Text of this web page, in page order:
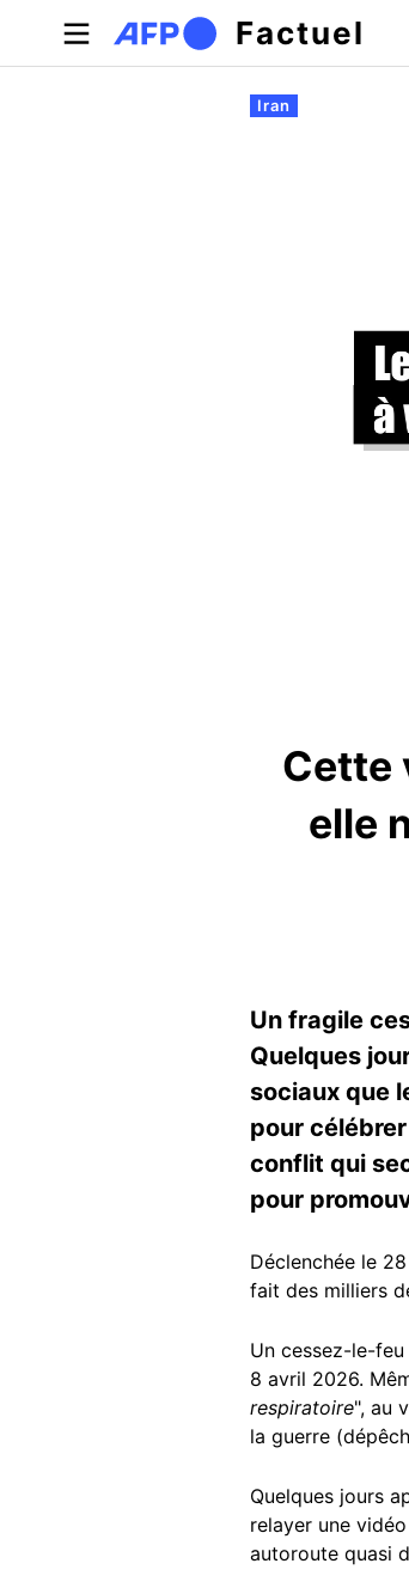
Aller au contenu principal
Factuel
Onglets principaux
Iran
Cette
elle
Un fragile
Quelques
sociaux que
pour
conflit qui
pour
Déclenchée le
fait des milliers
Un cessez-le-
8 avril 2026.
respiratoire", au
la guerre
Quelques jours
relayer une
autoroute quasi